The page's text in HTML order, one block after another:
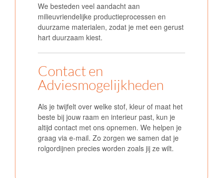
We besteden veel aandacht aan
milieuvriendelijke productieprocessen en
duurzame materialen, zodat je met een gerust
hart duurzaam kiest.
Contact en
Adviesmogelijkheden
Als je twijfelt over welke stof, kleur of maat het
beste bij jouw raam en interieur past, kun je
altijd contact met ons opnemen. We helpen je
graag via e-mail. Zo zorgen we samen dat je
rolgordijnen precies worden zoals jij ze wilt.